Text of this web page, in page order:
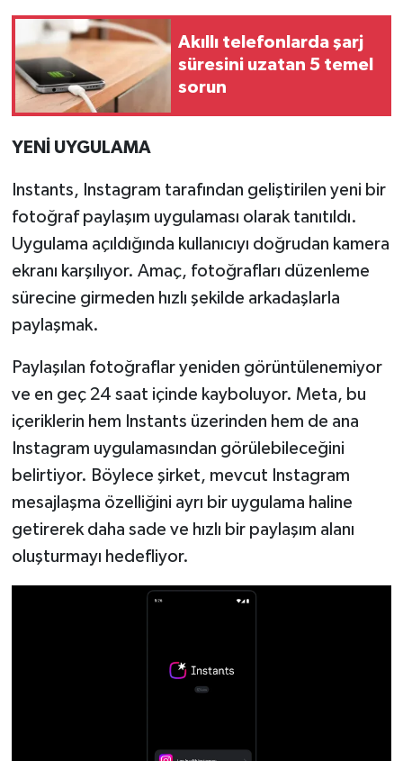
Akıllı telefonlarda şarj
süresini uzatan 5 temel
sorun
YENİ UYGULAMA
Instants, Instagram tarafından geliştirilen yeni bir
fotoğraf paylaşım uygulaması olarak tanıtıldı.
Uygulama açıldığında kullanıcıyı doğrudan kamera
ekranı karşılıyor. Amaç, fotoğrafları düzenleme
sürecine girmeden hızlı şekilde arkadaşlarla
paylaşmak.
Paylaşılan fotoğraflar yeniden görüntülenemiyor
ve en geç 24 saat içinde kayboluyor. Meta, bu
içeriklerin hem Instants üzerinden hem de ana
Instagram uygulamasından görülebileceğini
belirtiyor. Böylece şirket, mevcut Instagram
mesajlaşma özelliğini ayrı bir uygulama haline
getirerek daha sade ve hızlı bir paylaşım alanı
oluşturmayı hedefliyor.